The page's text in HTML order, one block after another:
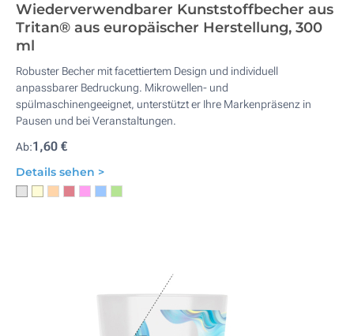
Wiederverwendbarer Kunststoffbecher aus
Tritan® aus europäischer Herstellung, 300
ml
Robuster Becher mit facettiertem Design und individuell
anpassbarer Bedruckung. Mikrowellen- und
spülmaschinengeeignet, unterstützt er Ihre Markenpräsenz in
Pausen und bei Veranstaltungen.
Ab:1,60 €
Details sehen >